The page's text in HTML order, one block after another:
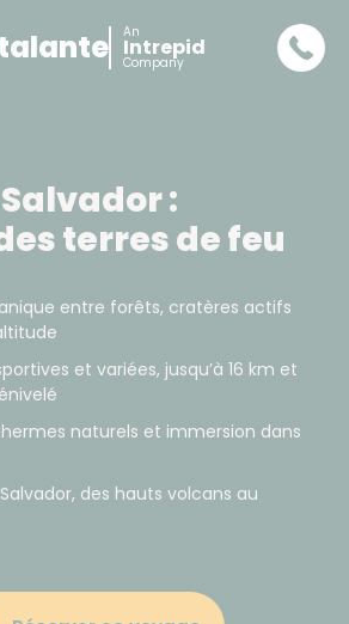
An
Intrepid
Company
:
terres de feu
entre forêts, cratères actifs
et variées, jusqu’à 16 km et
naturels et immersion dans
des hauts volcans au